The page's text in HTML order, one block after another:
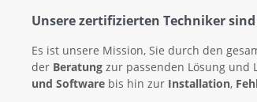
Unsere zertifizierten Techniker
Es ist unsere Mission, Sie durch den
der Beratung zur passenden Lösung und
und Software bis hin zur Installation,